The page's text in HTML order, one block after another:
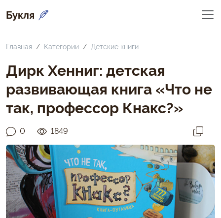
Букля
Главная Категории Детские книги
Дирк Хенниг: детская
развивающая книга «Что не
так, профессор Кнакс?»
0 1849